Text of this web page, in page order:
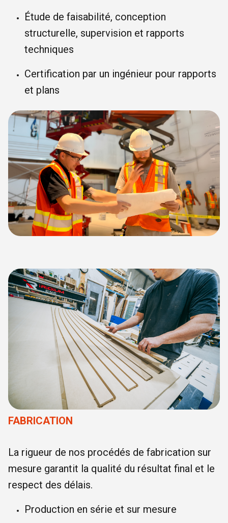
Étude de faisabilité, conception
structurelle, supervision et rapports
techniques
Certification par un ingénieur pour rapports
et plans
FABRICATION
La rigueur de nos procédés de fabrication sur
mesure garantit la qualité du résultat final et le
respect des délais.
Production en série et sur mesure